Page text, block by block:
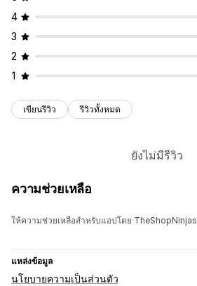
4
3
2
1
เขียนรีวิว รีวิวทั้งหมด
ยังไม่มีรีวิว
ความช่วยเหลือ
ให้ความช่วยเหลือสำหรับแอปโดย TheShopNinjas
แหล่งข้อมูล
นโยบายความเป็นส่วนตัว